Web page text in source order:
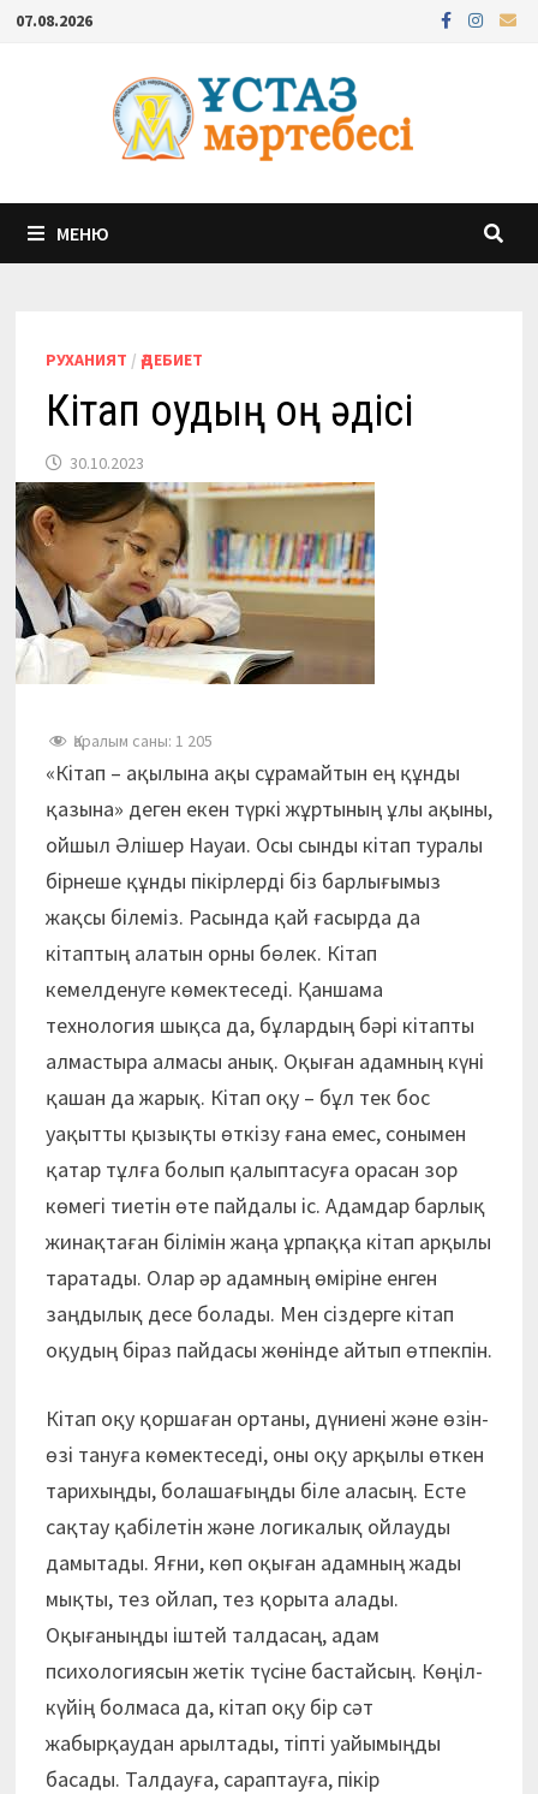
Перейти
содержимому
07.08.2026
МЕНЮ
РУХАНИЯТ / ӘДЕБИЕТ
Кітап оқудың оң әдісі
30.10.2023
Қаралым саны: 1 205
«Кітап – ақылына ақы сұрамайтын ең құнды
қазына» деген екен түркі жұртының ұлы ақыны,
ойшыл Әлішер Науаи. Осы сынды кітап туралы
бірнеше құнды пікірлерді біз барлығымыз
жақсы білеміз. Расында қай ғасырда да
кітаптың алатын орны бөлек. Кітап
кемелденуге көмектеседі. Қаншама
технология шықса да, бұлардың бәрі кітапты
алмастыра алмасы анық. Оқыған адамның күні
қашан да жарық. Кітап оқу – бұл тек бос
уақытты қызықты өткізу ғана емес, сонымен
қатар тұлға болып қалыптасуға орасан зор
көмегі тиетін өте пайдалы іс. Адамдар барлық
жинақтаған білімін жаңа ұрпаққа кітап арқылы
таратады. Олар әр адамның өміріне енген
заңдылық десе болады. Мен сіздерге кітап
оқудың біраз пайдасы жөнінде айтып өтпекпін.
Кітап оқу қоршаған ортаны, дүниені және өзін-
өзі тануға көмектеседі, оны оқу арқылы өткен
тарихыңды, болашағыңды біле аласың. Есте
сақтау қабілетін және логикалық ойлауды
дамытады. Яғни, көп оқыған адамның жады
мықты, тез ойлап, тез қорыта алады.
Оқығаныңды іштей талдасаң, адам
психологиясын жетік түсіне бастайсың. Көңіл-
күйің болмаса да, кітап оқу бір сәт
жабырқаудан арылтады, тіпті уайымыңды
басады. Талдауға, сараптауға, пікір